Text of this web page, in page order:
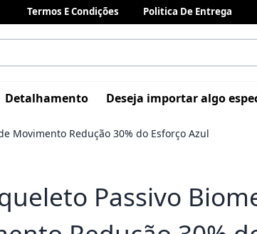
Termos E Condições Politica De Entrega
Detalhamento Deseja importar algo
Movimento Redução 30% do Esforço Azul
Passivo